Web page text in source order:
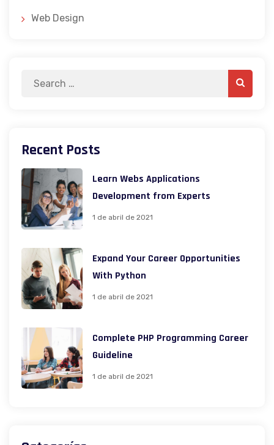
Web Design
Search
Search
Recent Posts
Learn Webs Applications
Development from Experts
1 de abril de 2021
Expand Your Career Opportunities
With Python
1 de abril de 2021
Complete PHP Programming Career
Guideline
1 de abril de 2021